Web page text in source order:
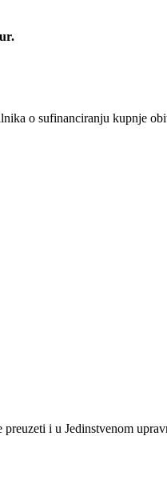
o sufinanciranju kupnje
preuzeti i u Jedinstvenom